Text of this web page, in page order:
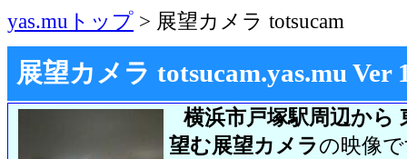
yas.muトップ > 展望カメラ totsucam
展望カメラ totsucam.yas.mu Ver
横浜市戸塚駅周辺から
望む展望カメラの映像